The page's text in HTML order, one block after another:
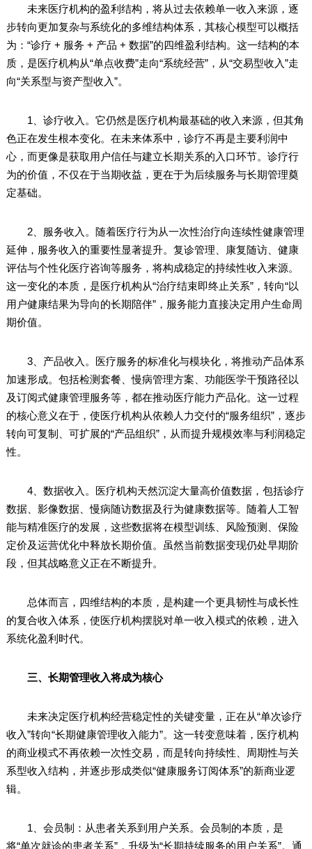
未来医疗机构的盈利结构，将从过去依赖单一收入来源，逐
步转向更加复杂与系统化的多维结构体系，其核心模型可以概括
为：“诊疗 + 服务 + 产品 + 数据”的四维盈利结构。这一结构的本
质，是医疗机构从“单点收费”走向“系统经营”，从“交易型收入”走
向“关系型与资产型收入”。
1、诊疗收入。它仍然是医疗机构最基础的收入来源，但其角
色正在发生根本变化。在未来体系中，诊疗不再是主要利润中
心，而更像是获取用户信任与建立长期关系的入口环节。诊疗行
为的价值，不仅在于当期收益，更在于为后续服务与长期管理奠
定基础。
2、服务收入。随着医疗行为从一次性治疗向连续性健康管理
延伸，服务收入的重要性显著提升。复诊管理、康复随访、健康
评估与个性化医疗咨询等服务，将构成稳定的持续性收入来源。
这一变化的本质，是医疗机构从“治疗结束即终止关系”，转向“以
用户健康结果为导向的长期陪伴”，服务能力直接决定用户生命周
期价值。
3、产品收入。医疗服务的标准化与模块化，将推动产品体系
加速形成。包括检测套餐、慢病管理方案、功能医学干预路径以
及订阅式健康管理服务等，都在推动医疗能力产品化。这一过程
的核心意义在于，使医疗机构从依赖人力交付的“服务组织”，逐步
转向可复制、可扩展的“产品组织”，从而提升规模效率与利润稳定
性。
4、数据收入。医疗机构天然沉淀大量高价值数据，包括诊疗
数据、影像数据、慢病随访数据及行为健康数据等。随着人工智
能与精准医疗的发展，这些数据将在模型训练、风险预测、保险
定价及运营优化中释放长期价值。虽然当前数据变现仍处早期阶
段，但其战略意义正在不断提升。
总体而言，四维结构的本质，是构建一个更具韧性与成长性
的复合收入体系，使医疗机构摆脱对单一收入模式的依赖，进入
系统化盈利时代。
三、长期管理收入将成为核心
未来决定医疗机构经营稳定性的关键变量，正在从“单次诊疗
收入”转向“长期健康管理收入能力”。这一转变意味着，医疗机构
的商业模式不再依赖一次性交易，而是转向持续性、周期性与关
系型收入结构，并逐步形成类似“健康服务订阅体系”的新商业逻
辑。
1、会员制：从患者关系到用户关系。会员制的本质，是
将“单次就诊的患者关系”，升级为“长期持续服务的用户关系”。通